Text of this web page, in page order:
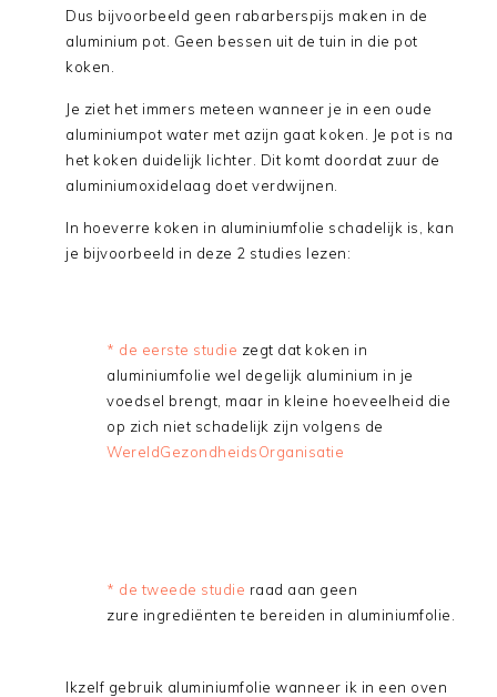
Dus bijvoorbeeld geen rabarberspijs maken in de
aluminium pot. Geen bessen uit de tuin in die pot
koken.
Je ziet het immers meteen wanneer je in een oude
aluminiumpot water met azijn gaat koken. Je pot is na
het koken duidelijk lichter. Dit komt doordat zuur de
aluminiumoxidelaag doet verdwijnen.
In hoeverre koken in aluminiumfolie schadelijk is, kan
je bijvoorbeeld in deze 2 studies lezen:
* de eerste studie zegt dat koken in
aluminiumfolie wel degelijk aluminium in je
voedsel brengt, maar in kleine hoeveelheid die
op zich niet schadelijk zijn volgens de
WereldGezondheidsOrganisatie
* de tweede studie raad aan geen
zure ingrediënten te bereiden in aluminiumfolie.
Ikzelf gebruik aluminiumfolie wanneer ik in een oven